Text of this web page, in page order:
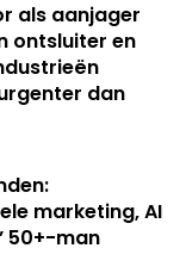
als aanjager
ontsluiter en
dan
marketing, AI
50+-man